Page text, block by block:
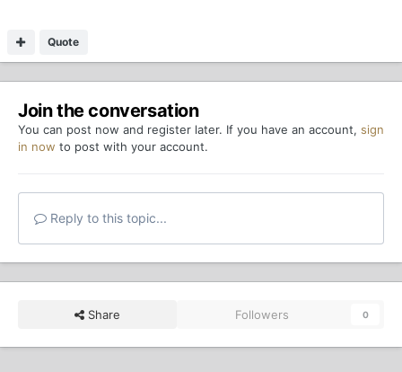
Quote
Join the conversation
You can post now and register later. If you have an account, sign
in now to post with your account.
Reply to this topic...
Share Followers 0